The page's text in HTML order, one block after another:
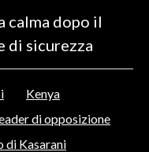
calma dopo il
di sicurezza
Kenya
di opposizione
di Kasarani